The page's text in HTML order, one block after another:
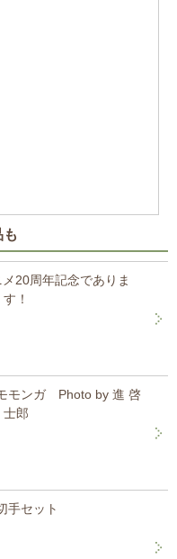
20周年記念でありま
す！
モンガ Photo by 進 啓
士郎
手セット